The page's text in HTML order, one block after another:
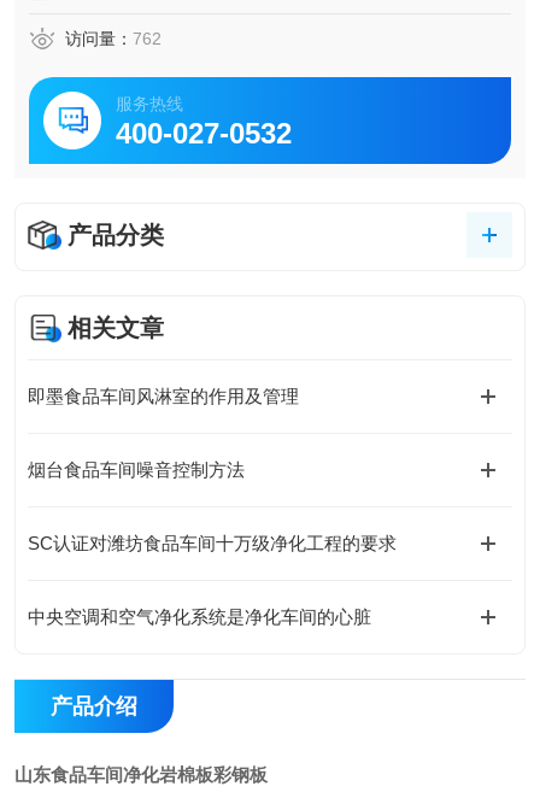
访问量： 762
服务热线
400-027-0532
产品分类
相关文章
即墨食品车间风淋室的作用及管理
烟台食品车间噪音控制方法
SC认证对潍坊食品车间十万级净化工程的要求
中央空调和空气净化系统是净化车间的心脏
产品介绍
山东食品车间净化岩棉板彩钢板